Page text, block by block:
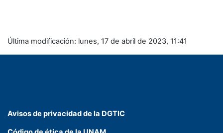
Última modificación: lunes, 17 de abril de 2023, 11:41
Avisos de privacidad de la DGTIC